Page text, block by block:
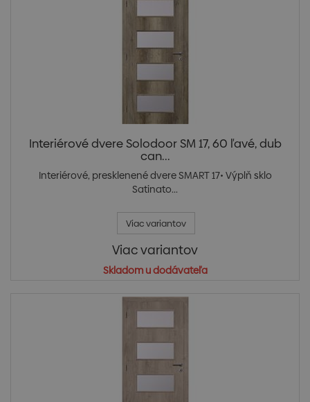
Interiérové dvere Solodoor SM 17, 60 ľavé, dub
can...
Interiérové, presklenené dvere SMART 17• Výplň sklo
Satinato...
Viac variantov
Viac variantov
Skladom u dodávateľa